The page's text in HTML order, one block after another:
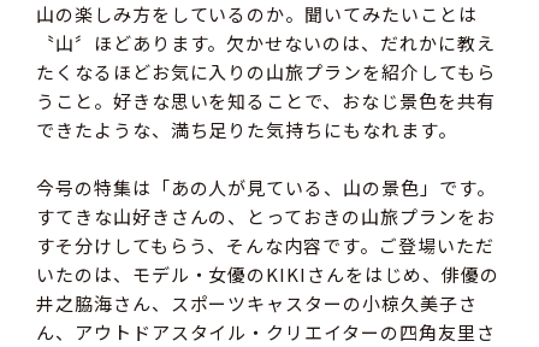
山の楽しみ方をしているのか。聞いてみたいことは
〝山〞ほどあります。欠かせないのは、だれかに教え
たくなるほどお気に入りの山旅プランを紹介してもら
うこと。好きな思いを知ることで、おなじ景色を共有
できたような、満ち足りた気持ちにもなれます。
今号の特集は「あの人が見ている、山の景色」です。
すてきな山好きさんの、とっておきの山旅プランをお
すそ分けしてもらう、そんな内容です。ご登場いただ
いたのは、モデル・女優のKIKIさんをはじめ、俳優の
井之脇海さん、スポーツキャスターの小椋久美子さ
ん、アウトドアスタイル・クリエイターの四角友里さ